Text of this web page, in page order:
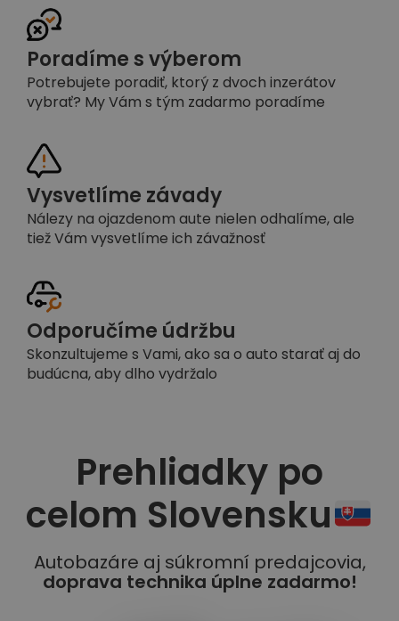
Poradíme s výberom
Potrebujete poradiť, ktorý z dvoch inzerátov
vybrať? My Vám s tým zadarmo poradíme
Vysvetlíme závady
Nálezy na ojazdenom aute nielen odhalíme, ale
tiež Vám vysvetlíme ich závažnosť
Odporučíme údržbu
Skonzultujeme s Vami, ako sa o auto starať aj do
budúcna, aby dlho vydržalo
Prehliadky po
celom Slovensku
Autobazáre aj súkromní predajcovia,
doprava technika úplne zadarmo!